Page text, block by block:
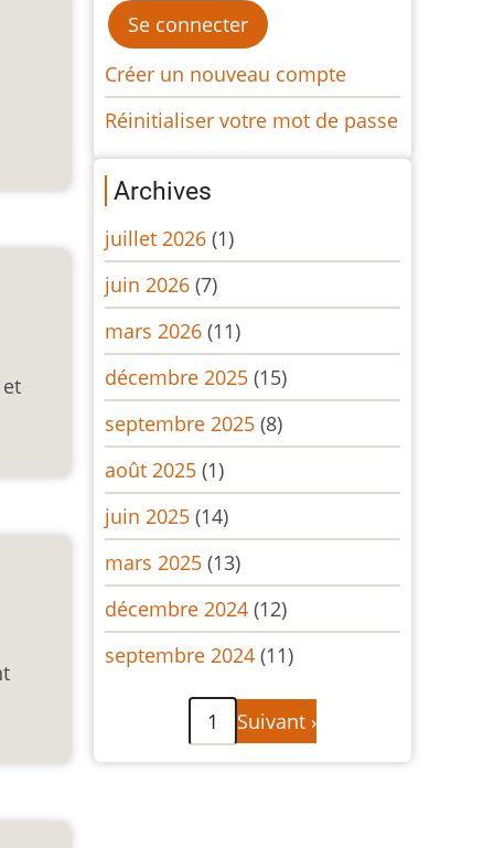
Créer un nouveau compte
Réinitialiser votre mot de passe
Archives
juillet 2026 (1)
juin 2026 (7)
mars 2026 (11)
décembre 2025 (15)
septembre 2025 (8)
août 2025 (1)
juin 2025 (14)
mars 2025 (13)
décembre 2024 (12)
septembre 2024 (11)
Pagination
1
Page
suivante
Suivant ›